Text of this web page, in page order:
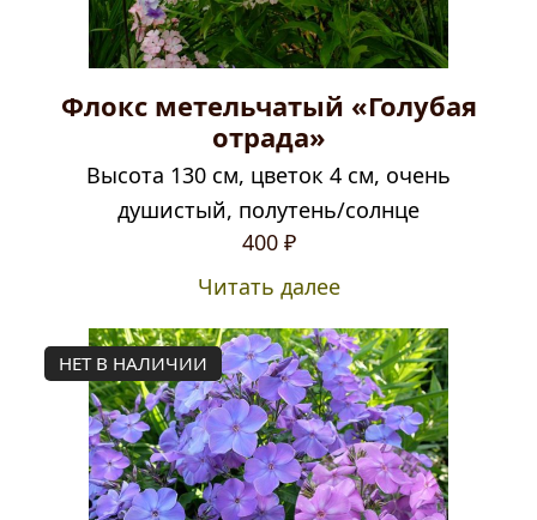
Флокс метельчатый «Голубая
отрада»
Высота 130 см, цветок 4 см, очень
душистый, полутень/солнце
400 ₽
Читать далее
НЕТ В НАЛИЧИИ